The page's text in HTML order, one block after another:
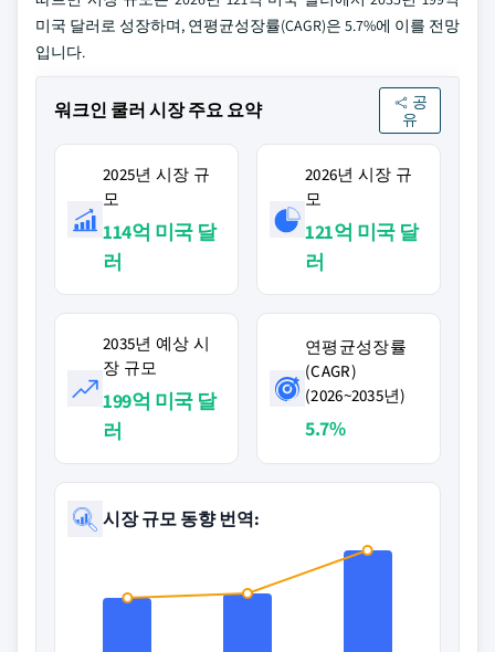
미국 달러로 성장하며, 연평균성장률(CAGR)은 5.7%에 이를 전망
입니다.
워크인 쿨러 시장 주요 요약
공
유
2025년 시장 규
모
114억 미국 달
러
2026년 시장 규
모
121억 미국 달
러
2035년 예상 시
장 규모
199억 미국 달
러
연평균성장률
(CAGR)
(2026~2035년)
5.7%
시장 규모 동향 번역: